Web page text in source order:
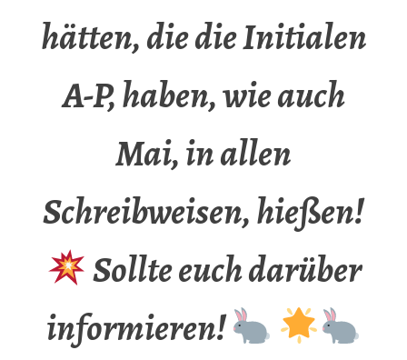
hätten, die die Initialen
A-P, haben, wie auch
Mai, in allen
Schreibweisen, hießen!
Sollte euch darüber
informieren!